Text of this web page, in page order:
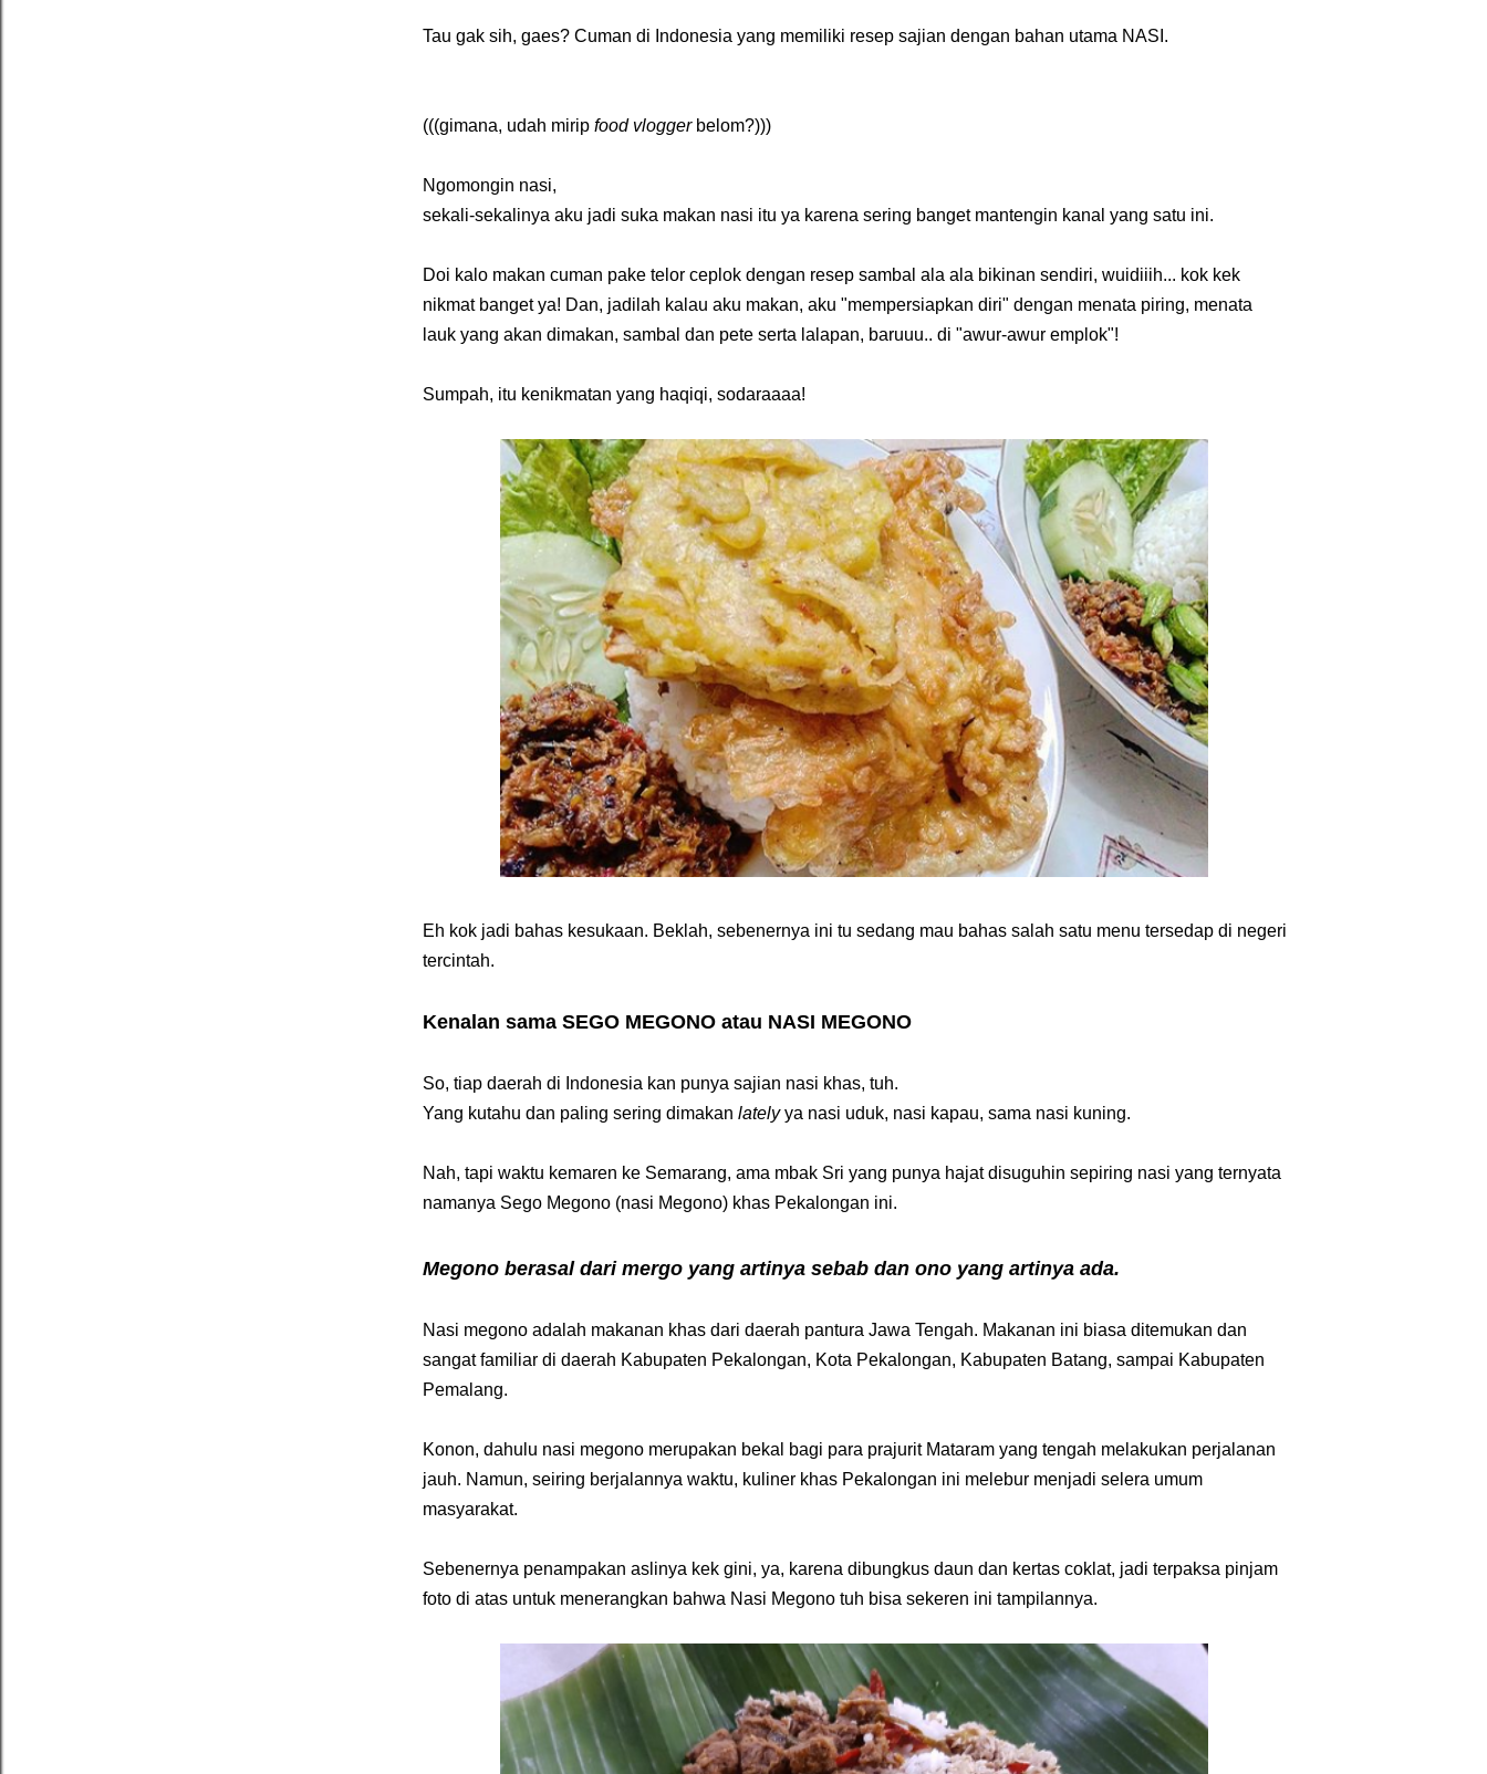
Tau gak sih, gaes? Cuman di Indonesia yang memiliki resep sajian dengan bahan utama NASI.
(((gimana, udah mirip food vloggerbelom?)))
Ngomongin nasi,
sekali-sekalinya aku jadi suka makan nasi itu ya karena sering banget mantengin kanal yang satu ini.
Doi kalo makan cuman pake telor ceplok dengan resep sambal ala ala bikinan sendiri, wuidiiih... kok kek
nikmat banget ya! Dan, jadilah kalau aku makan, aku "mempersiapkan diri" dengan menata piring, menata
lauk yang akan dimakan, sambal dan pete serta lalapan, baruuu.. di "awur-awur emplok"!
Sumpah, itu kenikmatan yang haqiqi, sodaraaaa!
Eh kok jadi bahas kesukaan. Beklah, sebenernya ini tu sedang mau bahas salah satu menu tersedap di negeri
tercintah.
Kenalan sama SEGO MEGONO atau NASI MEGONO
So, tiap daerah di Indonesia kan punya sajian nasi khas, tuh.
Yang kutahu dan paling sering dimakan latelyya nasi uduk, nasi kapau, sama nasi kuning.
Nah, tapi waktu kemaren ke Semarang, ama mbak Sri yang punya hajat disuguhin sepiring nasi yang ternyata
namanya Sego Megono (nasi Megono) khas Pekalongan ini.
Megono berasal dari mergo yang artinya sebab dan ono yang artinya ada.
Nasi megono adalah makanan khas dari daerah pantura Jawa Tengah. Makanan ini biasa ditemukan dan
sangat familiar di daerah Kabupaten Pekalongan, Kota Pekalongan, Kabupaten Batang, sampai Kabupaten
Pemalang.
Konon, dahulu nasi megono merupakan bekal bagi para prajurit Mataram yang tengah melakukan perjalanan
jauh. Namun, seiring berjalannya waktu, kuliner khas Pekalongan ini melebur menjadi selera umum
masyarakat.
Sebenernya penampakan aslinya kek gini, ya, karena dibungkus daun dan kertas coklat, jadi terpaksa pinjam
foto di atas untuk menerangkan bahwa Nasi Megono tuh bisa sekeren ini tampilannya.